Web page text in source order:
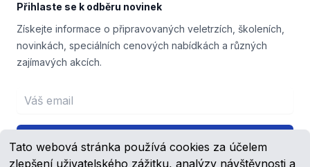
Tato webová stránka používá cookies za účelem
zlepšení uživatelského zážitku, analýzy návštěvnosti a
Přihlaste se k odběru novinek
Získejte informace o připravovaných veletrzích, školeních,
novinkách, speciálních cenových nabídkách a různých
zajímavých akcích.
Email address
Přihlášení